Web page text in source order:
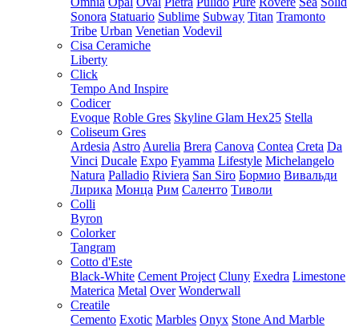
Sonora Statuario Sublime Subway Titan Tramonto
Tribe Urban Venetian Vodevil
Cisa Ceramiche
Liberty
Click
Tempo And Inspire
Codicer
Evoque Roble Gres Skyline Glam Hex25 Stella
Coliseum Gres
Ardesia Astro Aurelia Brera Canova Contea Creta Da
Vinci Ducale Expo Fyamma Lifestyle Michelangelo
Natura Palladio Riviera San Siro Бормио Вивальди
Лирика Монца Рим Саленто Тиволи
Colli
Byron
Colorker
Tangram
Cotto d'Este
Black-White Cement Project Cluny Exedra Limestone
Materica Metal Over Wonderwall
Creatile
Cemento Exotic Marbles Onyx Stone And Marble